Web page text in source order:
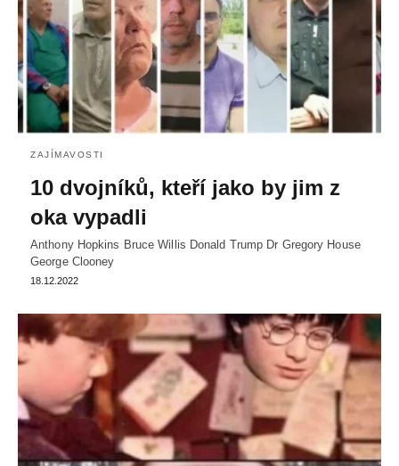
ZAJÍMAVOSTI
10 dvojníků, kteří jako by jim z
oka vypadli
Anthony Hopkins Bruce Willis Donald Trump Dr Gregory House
George Clooney
18.12.2022